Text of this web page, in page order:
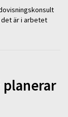
är i arbetet
planerar